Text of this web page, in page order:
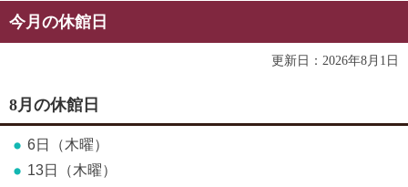
今月の休館日
更新日：2026年8月1日
8月の休館日
6日（木曜）
13日（木曜）